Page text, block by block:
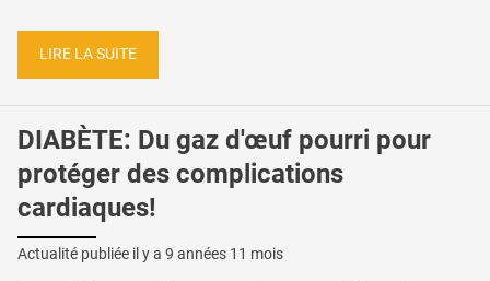
LIRE LA SUITE
DIABÈTE: Du gaz d'œuf pourri pour
protéger des complications
cardiaques!
Actualité publiée il y a 9 années 11 mois